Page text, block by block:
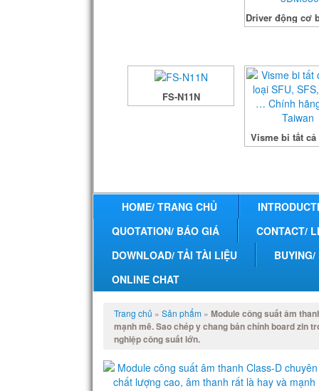
Driver động cơ
FS-N11N
Visme bi tất cả
HOME/ TRANG CHỦ
QUOTATION/ BÁO GIÁ
CONTACT/
DOWNLOAD/ TẢI TÀI LIỆU
ONLINE CHAT
Trang chủ » Sản phẩm » Module công suất âm
mạnh mẽ. Sao chép y chang bản chính board zin
nghiệp công suất lớn.